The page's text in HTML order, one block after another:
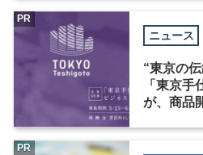
ニュース
“東京の
「東京手
が、商品
PR
PR